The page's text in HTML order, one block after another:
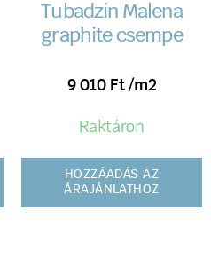
Tubadzin Malena
graphite csempe
9 010 Ft /m2
Raktáron
HOZZÁADÁS AZ
ÁRAJÁNLATHOZ